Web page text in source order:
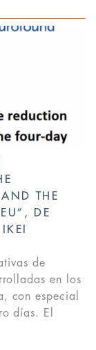
THE
DE
de
en los
con especial
días. El